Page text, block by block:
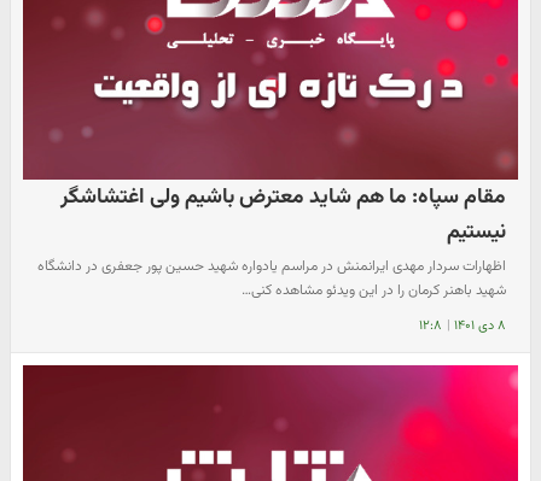
مقام سپاه: ما هم شاید معترض باشیم ولی اغتشاشگر
نیستیم
اظهارات سردار مهدی ایرانمنش در مراسم یادواره شهید حسین پور جعفری در دانشگاه
شهید باهنر کرمان را در این ویدئو مشاهده کنی…
۸ دی ۱۴۰۱ | ۱۲:۸